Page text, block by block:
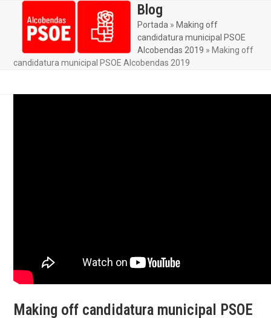
contentmobile
menu
mobile
menu
Blog
Portada » Making off
candidatura municipal PSOE
Alcobendas 2019 » Making off
candidatura municipal PSOE Alcobendas 2019
Making off candidatura municipal PSOE